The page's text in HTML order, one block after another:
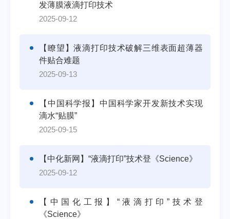
发薄膜液滴打印技术
2025-09-12
【瞭望】液滴打印技术破解三维表面超薄器
件贴合难题
2025-09-13
【中国科学报】中国科学家开发新技术实现
滴水“贴膜”
2025-09-15
【中化新网】“液滴打印”技术登《Science》
2025-09-12
【中国化工报】“液滴打印”技术登
《Science》